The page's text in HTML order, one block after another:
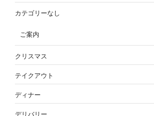
カテゴリーなし
ご案内
クリスマス
テイクアウト
ディナー
デリバリー